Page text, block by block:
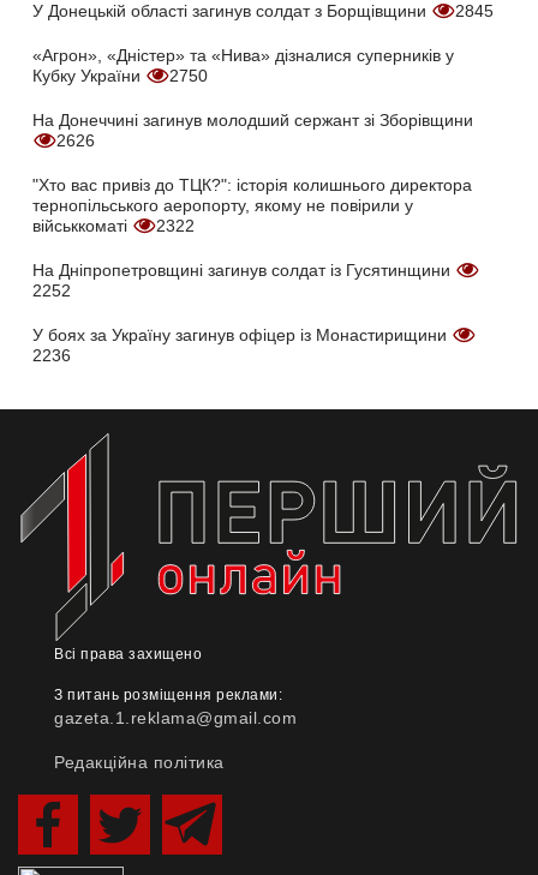
У Донецькій області загинув солдат з Борщівщини 2845
«Агрон», «Дністер» та «Нива» дізналися суперників у
Кубку України
2750
На Донеччині загинув молодший сержант зі Зборівщини
2626
"Хто вас привіз до ТЦК?": історія колишнього директора
тернопільського аеропорту, якому не повірили у
військкоматі
2322
На Дніпропетровщині загинув солдат із Гусятинщини
2252
У боях за Україну загинув офіцер із Монастирищини
2236
Всі права захищено
З питань розміщення реклами:
gazeta.1.reklama@gmail.com
Редакційна політика